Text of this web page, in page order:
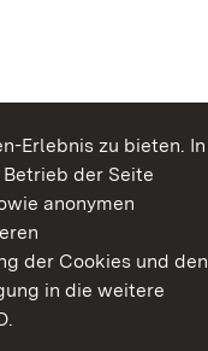
Erlebnis zu bieten. In
der Seite
anonymen
der Cookies und den
in die weitere